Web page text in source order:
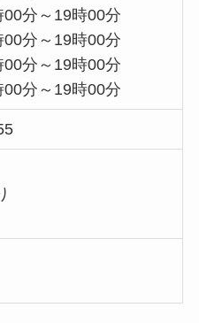
分～19時00分
分～19時00分
00分～19時00分
00分～19時00分